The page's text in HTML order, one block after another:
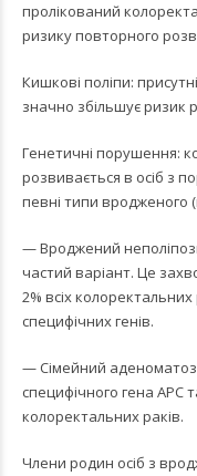
пролікований
ризику повторного
Кишкові поліпи:
значно збільшує ризик
Генетичні порушення:
розвивається в осіб з
певні типи вродженого
— Вроджений
частий варіант. Це
2% всіх
специфічних генів.
— Сімейний
специфічного гена APC
колоректальних раків.
Члени родин осіб з